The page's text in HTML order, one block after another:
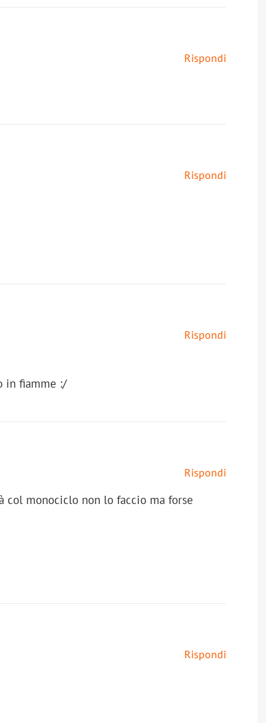
Rispondi
Rispondi
Rispondi
in fiamme :/
Rispondi
monociclo non lo faccio ma forse
Rispondi